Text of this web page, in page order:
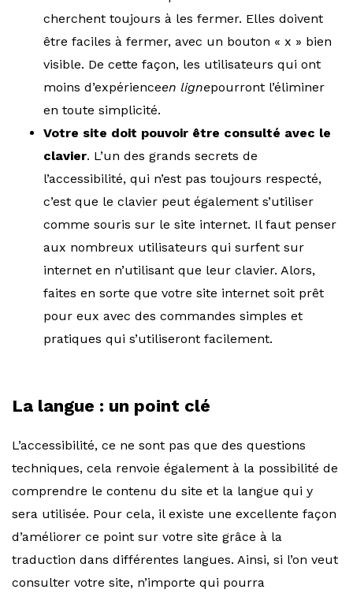
cherchent toujours à les fermer. Elles doivent
être faciles à fermer, avec un bouton « x » bien
visible. De cette façon, les utilisateurs qui ont
moins d’expérienceen lignepourront l’éliminer
en toute simplicité.
Votre site doit pouvoir être consulté avec le
clavier. L’un des grands secrets de
l’accessibilité, qui n’est pas toujours respecté,
c’est que le clavier peut également s’utiliser
comme souris sur le site internet. Il faut penser
aux nombreux utilisateurs qui surfent sur
internet en n’utilisant que leur clavier. Alors,
faites en sorte que votre site internet soit prêt
pour eux avec des commandes simples et
pratiques qui s’utiliseront facilement.
La langue : un point clé
L’accessibilité, ce ne sont pas que des questions
techniques, cela renvoie également à la possibilité de
comprendre le contenu du site et la langue qui y
sera utilisée. Pour cela, il existe une excellente façon
d’améliorer ce point sur votre site grâce à la
traduction dans différentes langues. Ainsi, si l’on veut
consulter votre site, n’importe qui pourra